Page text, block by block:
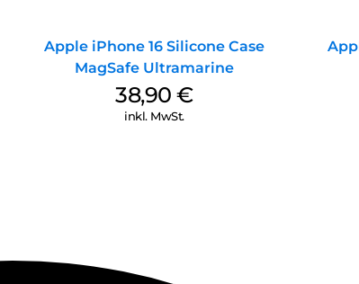
Apple iPhone 16 Silicone Case
MagSafe Ultramarine
38,90€
inkl. MwSt.